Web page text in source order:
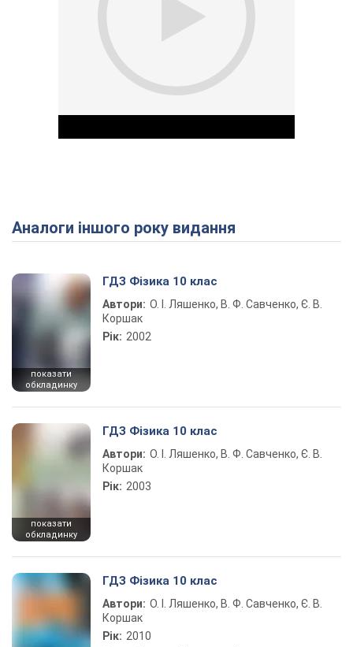
Play Video
Аналоги іншого року видання
показати
обкладинку
ГДЗ Фізика 10 клас
Автори: О. І. Ляшенко, В. Ф. Савченко, Є. В.
Коршак
Рік: 2002
показати
обкладинку
ГДЗ Фізика 10 клас
Автори: О. І. Ляшенко, В. Ф. Савченко, Є. В.
Коршак
Рік: 2003
ГДЗ Фізика 10 клас
Автори: О. І. Ляшенко, В. Ф. Савченко, Є. В.
Коршак
Рік: 2010